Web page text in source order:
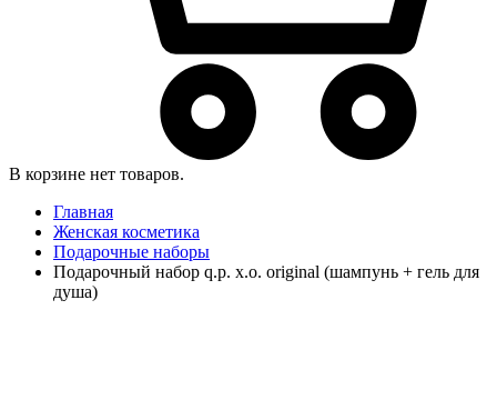
В корзине нет товаров.
Главная
Женская косметика
Подарочные наборы
Подарочный набор q.p. x.o. original (шампунь + гель для
душа)